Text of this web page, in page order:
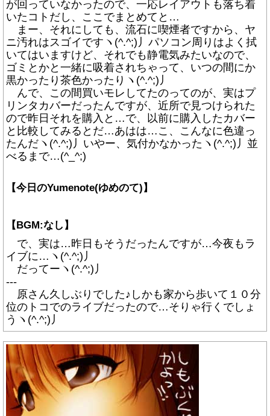
が回っていなかったので、一応レイアウトも落ち着
いたコトだし、ここでまとめてと…
まー、それにしても、流石に喫煙者ですから、ヤ
ニ汚れはスゴイですヽ(^.^;)丿パソコン周りはよく拭
いてはいますけど、それでも静電気みたいなので、
ゴミとかと一緒に吸着されちゃって、いつの間にか
黒かったり茶色かったりヽ(^.^;)丿
んで、この間買いモレしてたのってのが、実はプ
リンタカバーだったんですが、近所で見つけられた
ので昨日それを購入と…で、以前に購入したカバー
と比較してみるとだ…あはは…こ、こんなに色違っ
たんだヽ(^.^;)丿いやー、気付かなかったヽ(^.^;)丿並
べるまで…(^_^;)
【今日のYumenote(ゆめのて)】
【BGM:なし】
で、実は…昨日もそうだったんですが…今夜もラ
イブに…ヽ(^.^;)丿
だってーヽ(^.^;)丿
---
原さん久しぶりでした♪しかも家から歩いて１０分
位のトコでのライブだったので…そりゃ行くでしょ
うヽ(^.^;)丿